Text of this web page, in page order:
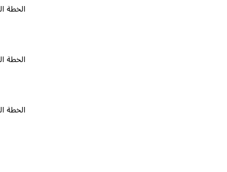
الخطة المجانية
الخطة المجانية
الخطة المجانية